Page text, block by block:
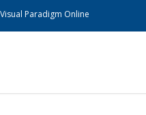
Visual Paradigm Online